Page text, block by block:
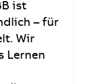
ist
– für
Wir
Lernen